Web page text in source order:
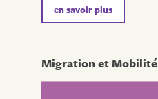
en savoir plus
Migration et Mobilité